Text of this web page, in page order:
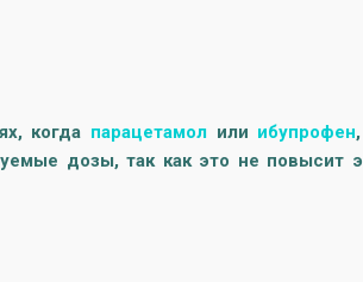
когда парацетамол или ибупрофен
дозы, так как это не повысит